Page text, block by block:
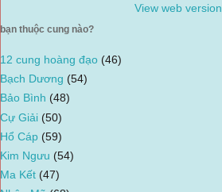
View web version
bạn thuộc cung nào?
12 cung hoàng đạo (46)
Bạch Dương (54)
Bảo Bình (48)
Cự Giải (50)
Hổ Cáp (59)
Kim Ngưu (54)
Ma Kết (47)